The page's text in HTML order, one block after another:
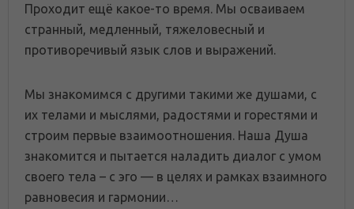
Проходит ещё какое-то время. Мы осваиваем
странный, медленный, тяжеловесный и
противоречивый язык слов и выражений.
Мы знакомимся с другими такими же душами, с
их телами и мыслями, радостями и горестями и
строим первые взаимоотношения. Наша Душа
знакомится и пытается наладить диалог с умом
своего тела – с эго — в целях и рамках взаимного
равновесия и гармонии…